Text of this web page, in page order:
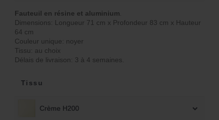
Fauteuil en résine et aluminium
Dimensions: Longueur 71 cm x Profondeur 83 cm x Hauteur
64 cm
Couleur unique: noyer
Tissu: au choix
Délais de livraison: 3 à 4 semaines.
Tissu
Crème H200